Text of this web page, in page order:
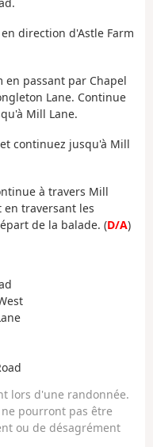
direction d'Astle Farm
en passant par Chapel
Lane. Continue
Mill Lane.
continuez jusqu'à Mill
à travers Mill
en traversant les
de la balade. (D/A)
lors d'une randonnée.
pourront pas être
ou de désagrément